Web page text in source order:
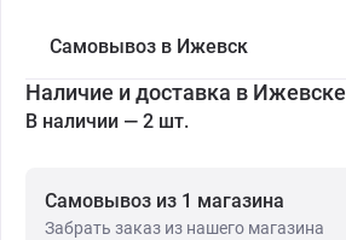
Самовывоз в Ижевск
Наличие и доставка в Ижевске
В наличии — 2 шт.
Самовывоз из 1 магазина
Забрать заказ из нашего магазина